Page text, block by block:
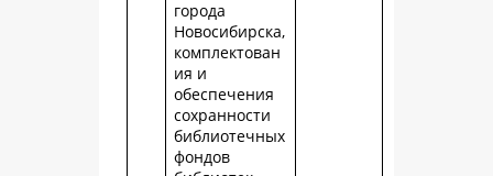
города
Новосибирска,
комплектован
ия и
обеспечения
сохранности
библиотечных
фондов